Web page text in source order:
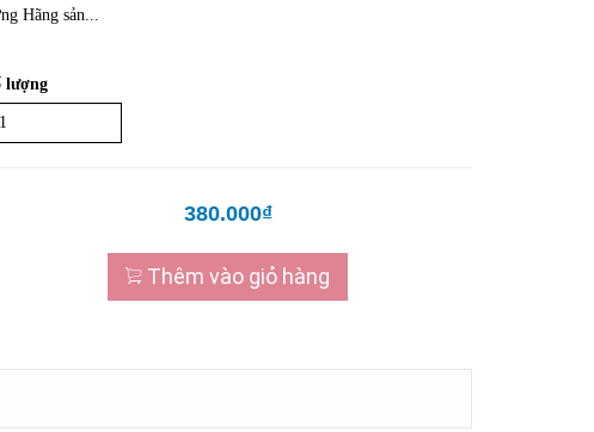
Hãng sản...
lượng
380.000₫
Thêm vào giỏ hàng